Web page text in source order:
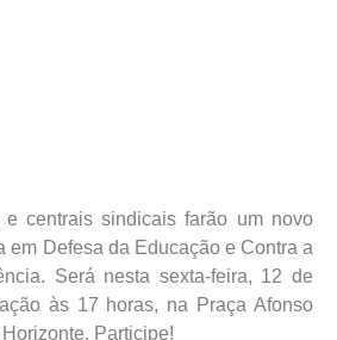
e centrais sindicais farão um novo
em Defesa da Educação e Contra a
Será nesta sexta-feira, 12 de
às 17 horas, na Praça Afonso
Participe!